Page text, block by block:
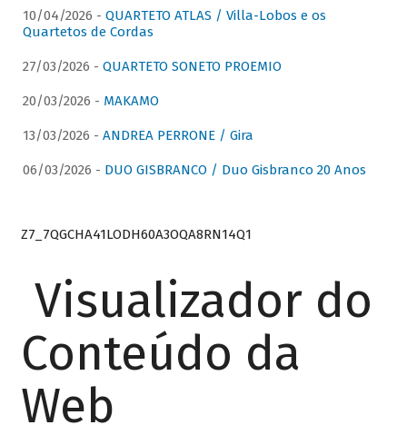
10/04/2026 - QUARTETO ATLAS / Villa-Lobos e os
Quartetos de Cordas
27/03/2026 - QUARTETO SONETO PROEMIO
20/03/2026 - MAKAMO
13/03/2026 - ANDREA PERRONE / Gira
06/03/2026 - DUO GISBRANCO / Duo Gisbranco 20 Anos
Z7_7QGCHA41LODH60A3OQA8RN14Q1
Visualizador do
Conteúdo da
Web